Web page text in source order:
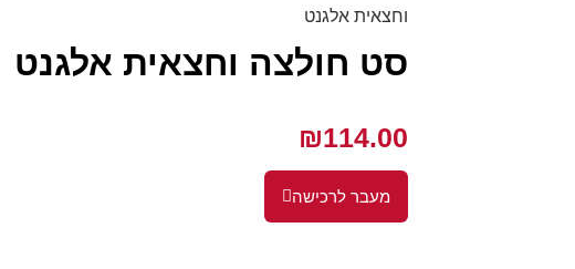
וחצאית אלגנט
סט חולצה וחצאית אלגנט
₪114.00
מעבר לרכישה